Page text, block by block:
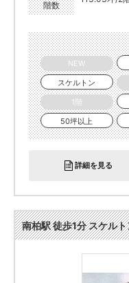
階数
NEW
スケルトン
1階
50坪以上
詳細を見る
南柏駅 徒歩1分 スケル